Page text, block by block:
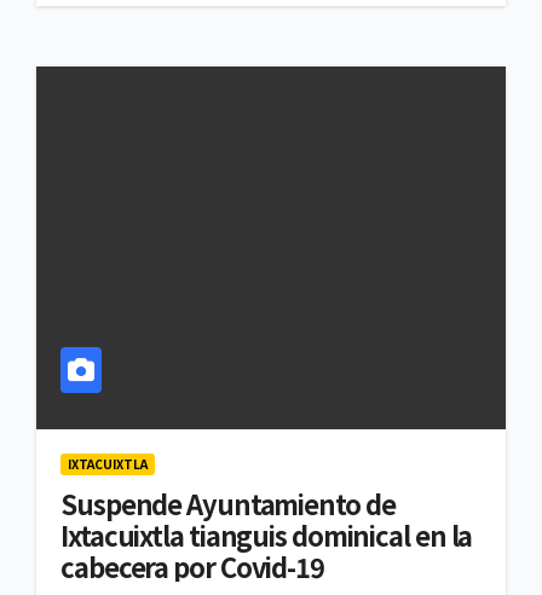
IXTACUIXTLA
Suspende Ayuntamiento de
Ixtacuixtla tianguis dominical en la
cabecera por Covid-19